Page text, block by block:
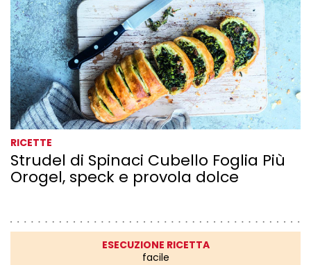
RICETTE
Strudel di Spinaci Cubello Foglia Più
Orogel, speck e provola dolce
ESECUZIONE RICETTA
facile